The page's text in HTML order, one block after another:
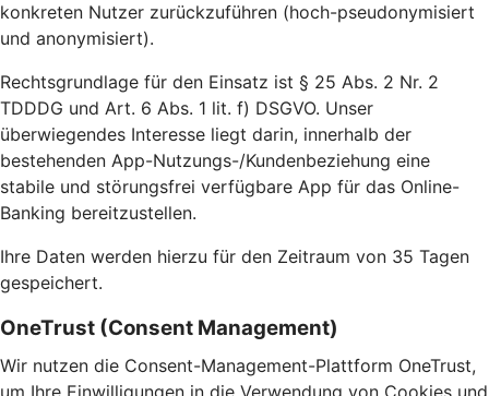
konkreten Nutzer zurückzuführen (hoch-pseudonymisiert
und anonymisiert).
Rechtsgrundlage für den Einsatz ist § 25 Abs. 2 Nr. 2
TDDDG und Art. 6 Abs. 1 lit. f) DSGVO. Unser
überwiegendes Interesse liegt darin, innerhalb der
bestehenden App-Nutzungs-/Kundenbeziehung eine
stabile und störungsfrei verfügbare App für das Online-
Banking bereitzustellen.
Ihre Daten werden hierzu für den Zeitraum von 35 Tagen
gespeichert.
OneTrust (Consent Management)
Wir nutzen die Consent-Management-Plattform OneTrust,
um Ihre Einwilligungen in die Verwendung von Cookies und